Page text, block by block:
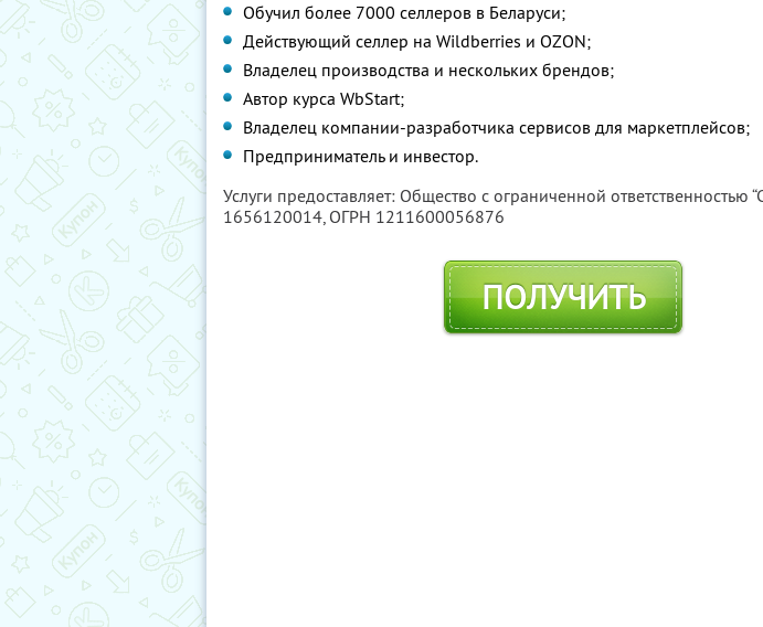
Обучил более 7000 селлеров в Беларуси;
Действующий селлер на Wildberries и OZON;
Владелец производства и нескольких брендов;
Автор курса WbStart;
Владелец компании-разработчика сервисов для маркетплейсов;
Предприниматель и инвестор.
Услуги предоставляет: Общество с ограниченной ответственностью
1656120014, ОГРН 1211600056876
ПОЛУЧИТЬ